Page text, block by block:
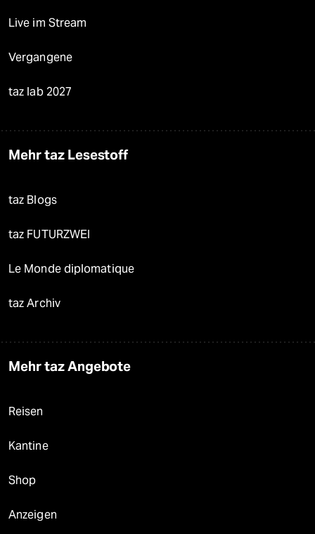
Live im Stream
Vergangene
taz lab 2027
Mehr taz Lesestoff
taz Blogs
taz FUTURZWEI
Le Monde diplomatique
taz Archiv
Mehr taz Angebote
Reisen
Kantine
Shop
Anzeigen